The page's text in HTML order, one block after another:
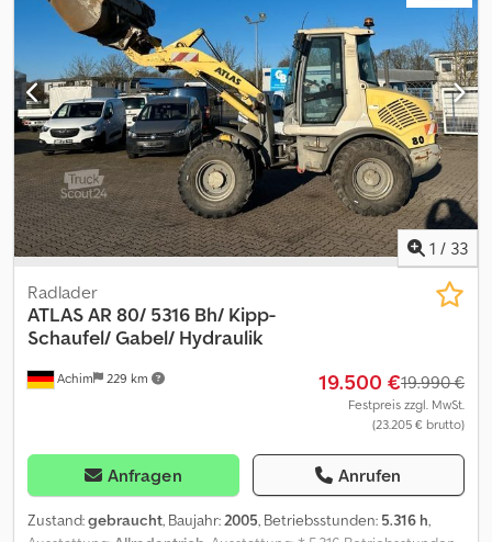
1 / 33
Achim 229 km
Radlader
ATLASAR 80/ 5316 Bh/ Kipp-
Schaufel/ Gabel/ Hydraulik
19.500 €19.990 €
Festpreis zzgl. MwSt.
(23.205 € brutto)
Anfragen Anrufen
Zustand:gebraucht, Baujahr:2005, Betriebsstunden: 5.316 h,